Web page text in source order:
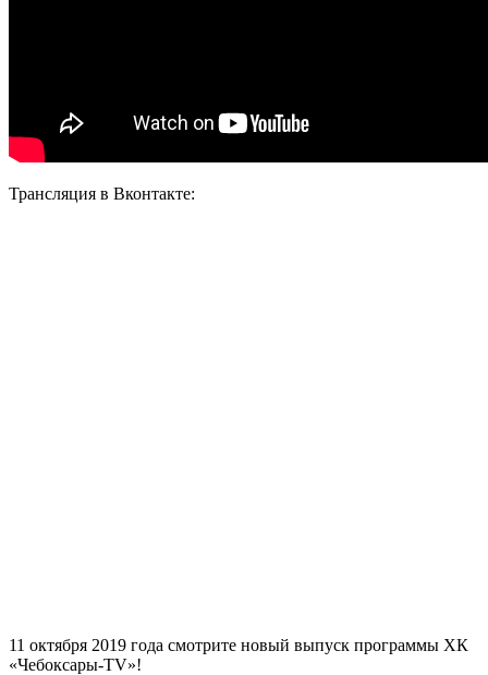
Трансляция в Вконтакте:
11 октября 2019 года смотрите новый выпуск программы ХК
«Чебоксары-TV»!